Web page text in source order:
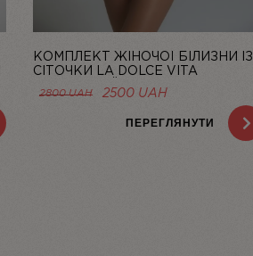
КОМПЛЕКТ ЖІНОЧОЇ БІЛИЗНИ ІЗ
СІТОЧКИ LA DOLCE VITA
ЛОСОСЕВИЙ | LINIYA
2800UAH
ОРИГІНАЛЬНА
2800 UAH.
2500 UAHПОТОЧНА
2500 UAH.
ПЕРЕГЛЯНУТИ